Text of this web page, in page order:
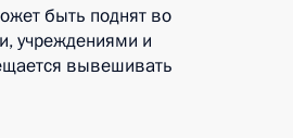
быть поднят во
учреждениями и
вывешивать